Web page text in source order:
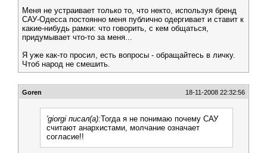
Меня не устраивает только то, что некто, используя бренд
САУ-Одесса постоянно меня публично одергивает и ставит к
какие-нибудь рамки: что говорить, с кем общаться,
придумывает что-то за меня...
Я уже как-то просил, есть вопросы - обращайтесь в личку.
Чтоб народ не смешить.
Goren 18-11-2008 22:32:56
'giorgi писал(а):Тогда я не понимаю почему САУ
считают анархистами, молчание означает
согласие!!